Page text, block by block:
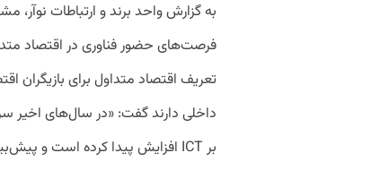
به گزارش واحد برند و ارتباطات
داخلی دارند گفت: «در سال‌های اخیر